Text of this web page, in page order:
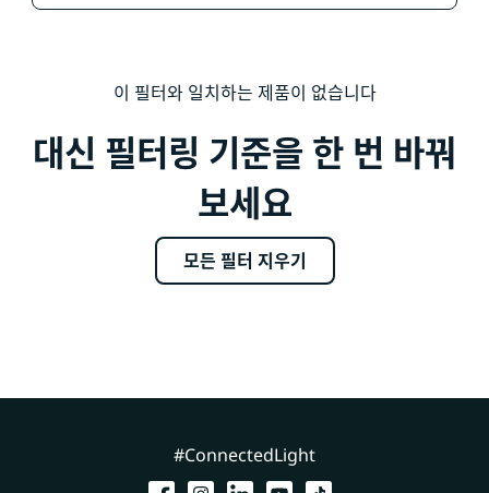
이 필터와 일치하는 제품이 없습니다
대신 필터링 기준을 한 번 바꿔
보세요
모든 필터 지우기
#ConnectedLight